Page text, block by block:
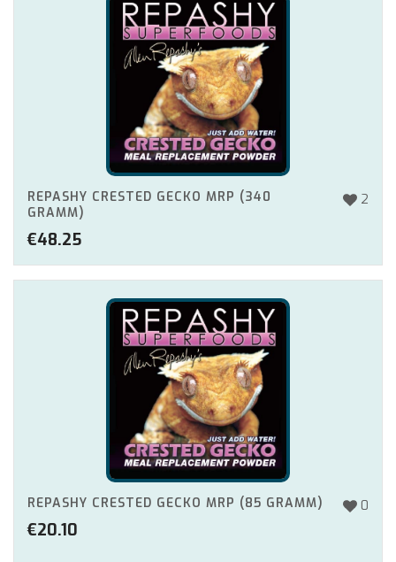
2
REPASHY CRESTED GECKO MRP (340
GRAMM)
€48.25
0
REPASHY CRESTED GECKO MRP (85 GRAMM)
€20.10